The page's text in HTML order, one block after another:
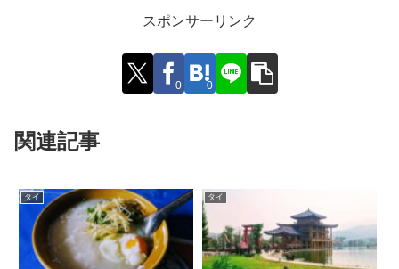
スポンサーリンク
0 0
関連記事
タイ タイ